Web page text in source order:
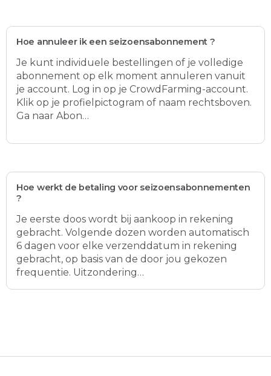
Hoe annuleer ik een seizoensabonnement ?
Je kunt individuele bestellingen of je volledige
abonnement op elk moment annuleren vanuit
je account. Log in op je CrowdFarming-account.
Klik op je profielpictogram of naam rechtsboven.
Ga naar Abon…
Hoe werkt de betaling voor seizoensabonnementen
?
Je eerste doos wordt bij aankoop in rekening
gebracht. Volgende dozen worden automatisch
6 dagen voor elke verzenddatum in rekening
gebracht, op basis van de door jou gekozen
frequentie. Uitzondering…